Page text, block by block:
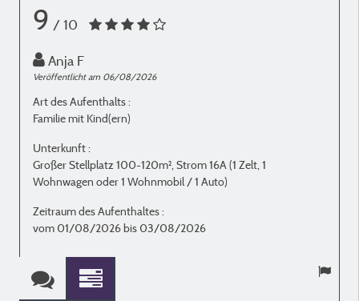
9 / 10
Anja F
Veröffentlicht am 06/08/2026
Art des Aufenthalts :
Familie mit Kind(ern)
Unterkunft :
Großer Stellplatz 100-120m², Strom 16A (1 Zelt, 1
Wohnwagen oder 1 Wohnmobil / 1 Auto)
Zeitraum des Aufenthaltes :
vom 01/08/2026 bis 03/08/2026